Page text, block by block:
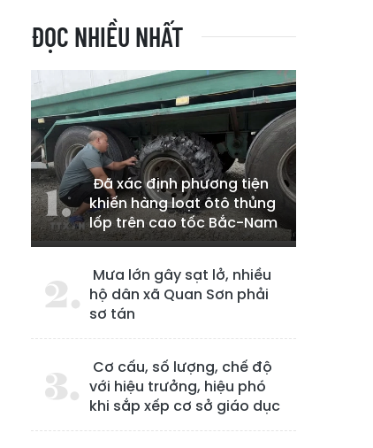
ĐỌC NHIỀU NHẤT
Đã xác định phương tiện
khiến hàng loạt ôtô thủng
lốp trên cao tốc Bắc-Nam
Mưa lớn gây sạt lở, nhiều
hộ dân xã Quan Sơn phải
sơ tán
Cơ cấu, số lượng, chế độ
với hiệu trưởng, hiệu phó
khi sắp xếp cơ sở giáo dục